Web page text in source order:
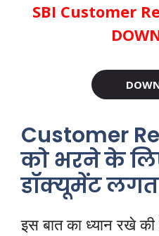
SBI Customer
Customer
को भरने के
डॉक्यूमेंट
इस बात का ध्यान रखे